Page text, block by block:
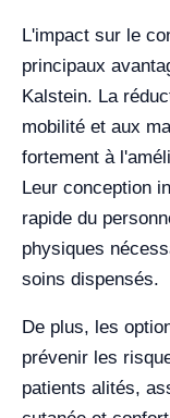
L'impact sur le
principaux
Kalstein. La
mobilité et aux
fortement à
Leur conception
rapide du
physiques
soins dispensés.
De plus, les
prévenir les
patients alités,